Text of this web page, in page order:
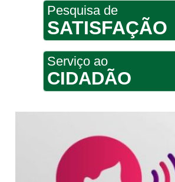
Pesquisa de
SATISFAÇÃO
Serviço ao
CIDADÃO